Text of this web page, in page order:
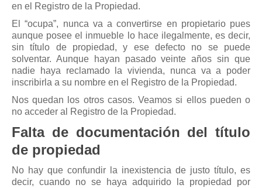
en el Registro de la Propiedad.
El “ocupa”, nunca va a convertirse en propietario pues
aunque posee el inmueble lo hace ilegalmente, es decir,
sin título de propiedad, y ese defecto no se puede
solventar. Aunque hayan pasado veinte años sin que
nadie haya reclamado la vivienda, nunca va a poder
inscribirla a su nombre en el Registro de la Propiedad.
Nos quedan los otros casos. Veamos si ellos pueden o
no acceder al Registro de la Propiedad.
Falta de documentación del título
de propiedad
No hay que confundir la inexistencia de justo título, es
decir, cuando no se haya adquirido la propiedad por